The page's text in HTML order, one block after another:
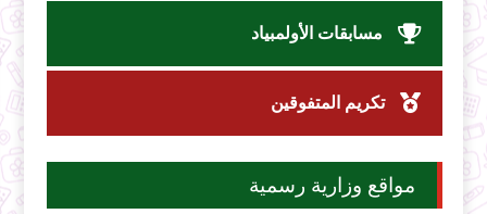
مسابقات الأولمبياد
تكريم المتفوقين
مواقع وزارية رسمية